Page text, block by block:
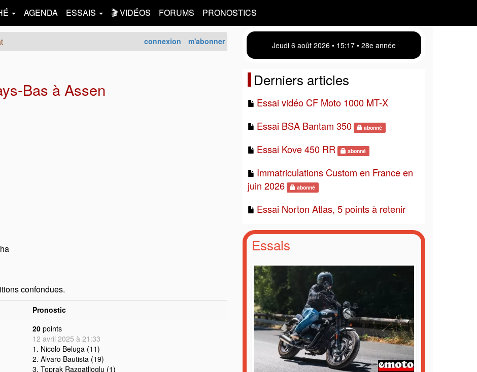
AGENDA ESSAIS 🎬 VIDÉOS FORUMS PRONOSTICS
connexion m'abonner
Bas à Assen
confondues.
Pronostic
20 points
12 avril 2025 à 21:33
1. Nicolo Beluga (11)
2. Alvaro Bautista (19)
3. Toprak Razgatlioglu (1)
Jeudi 6 août 2026 • 15 17 • 28e année
Derniers articles
Essai vidéo CF Moto 1000 MT-X
Essai BSA Bantam 350
abonné
Essai Kove 450 RR abonné
Immatriculations Custom en France en
juin 2026
abonné
Essai Norton Atlas, 5 points à retenir
Essais